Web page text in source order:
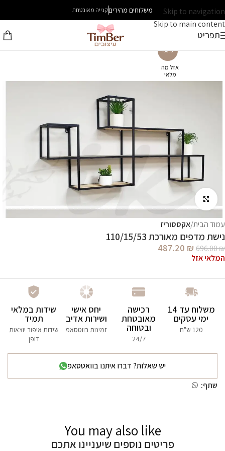
Skip to navigation
Skip to main content
משלוחים מהיריםקנייה מאובטחת
תפריט
עמוד הבית אקססוריז
נישת מדפים מאורכת 110/15/53
696.00₪
487.20 ₪
המלאי אזל
-30%
אזל מה
מלאי
לחץ להגדלה
משלוח עד 14
ימי עסקים
120 ש"ח
רכישה
מאובטחת
ובטוחה
24/7
יחס אישי
ושירות אדיב
זמינות בווטסאפ
שידות במלאי
תמיד
שידות איפור יוצאות
דופן
יש שאלות? דברו איתנו בוואטסאפ
שתף:
You may also like
פריטים נוספים שיעניינו אתכם